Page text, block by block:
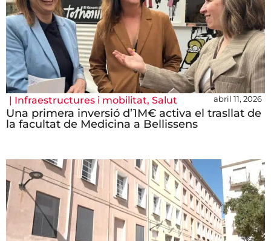
| Infraestructures i mobilitat, Salut abril 11, 2026
Una primera inversió d’1M€ activa el trasllat de
la facultat de Medicina a Bellissens